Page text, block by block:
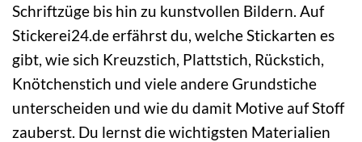
Schriftzüge bis hin zu kunstvollen Bildern. Auf
Stickerei24.de erfährst du, welche Stickarten es
gibt, wie sich Kreuzstich, Plattstich, Rückstich,
Knötchenstich und viele andere Grundstiche
unterscheiden und wie du damit Motive auf Stoff
zauberst. Du lernst die wichtigsten Materialien